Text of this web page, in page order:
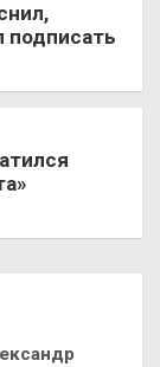
подписать